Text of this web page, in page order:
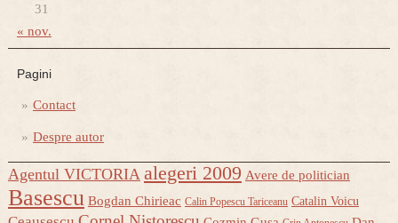
31
« nov.
Pagini
Contact
Despre autor
Agentul VICTORIA alegeri 2009 Avere de politician
Basescu Bogdan Chirieac Calin Popescu Tariceanu Catalin Voicu